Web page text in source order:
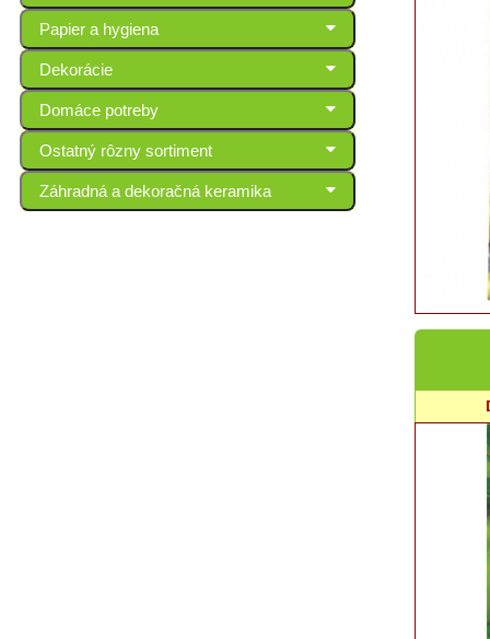
Papier a hygiena
Dekorácie
Domáce potreby
Ostatný rôzny sortiment
Záhradná a dekoračná keramika